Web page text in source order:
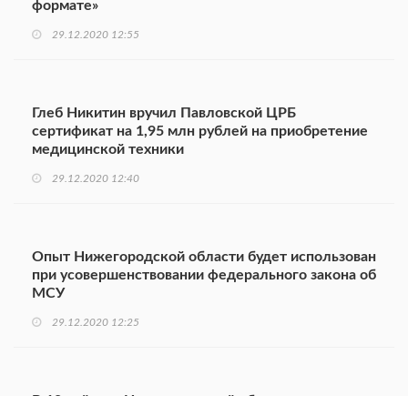
формате»
29.12.2020 12:55
Глеб Никитин вручил Павловской ЦРБ
сертификат на 1,95 млн рублей на приобретение
медицинской техники
29.12.2020 12:40
Опыт Нижегородской области будет использован
при усовершенствовании федерального закона об
МСУ
29.12.2020 12:25